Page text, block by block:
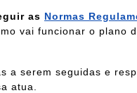
as Normas
vai funcionar o plano
a serem seguidas e
atua.